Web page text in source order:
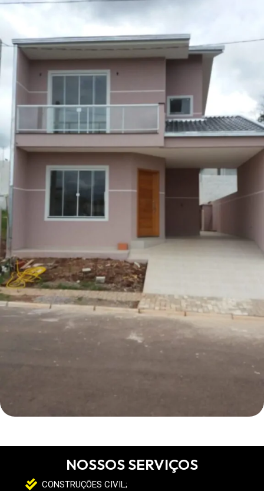
NOSSOS SERVIÇOS
CONSTRUÇÕES CIVIL;